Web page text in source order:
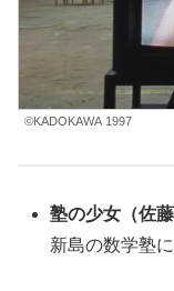
©KADOKAWA 1997
塾の少女 （佐
新島の数学塾